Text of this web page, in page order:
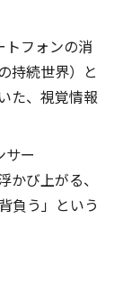
トフォンの消
持続世界）と
た、視覚情報
サー
かび上がる、
負う」という